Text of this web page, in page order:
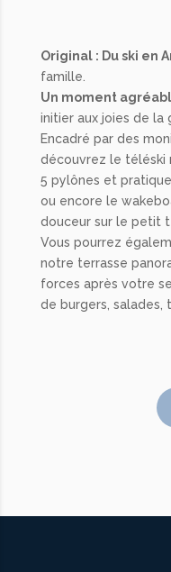
Original : Du ski en
famille.
Un moment
initier aux joies de la
Encadré par des
découvrez le téléski
5 pylônes et
ou encore le
douceur sur le petit
Vous pourrez
notre terrasse
forces après votre
de burgers, salades,